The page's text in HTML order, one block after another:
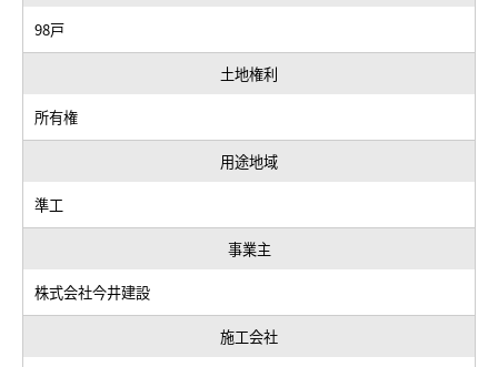
2020年01月 650 万円 60.48 m 南 2LDK
2019年08月 300 万円 68.25 m -- 1ワンルーム
2019年05月 780 万円 65.65 m -- 3LDK
98戸
土地権利
所有権
用途地域
準工
事業主
株式会社今井建設
施工会社